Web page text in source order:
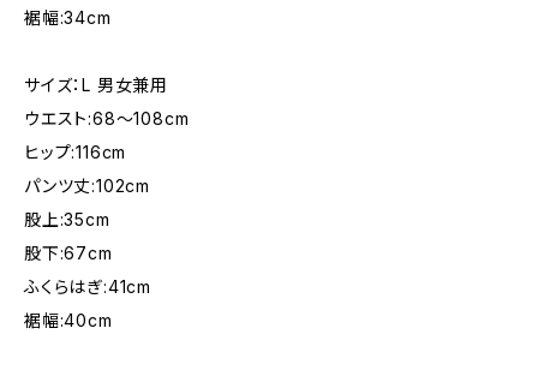
裾幅:34cm
サイズ：L 男女兼用
ウエスト:68〜108cm
ヒップ:116cm
パンツ丈:102cm
股上:35cm
股下:67cm
ふくらはぎ:41cm
裾幅:40cm